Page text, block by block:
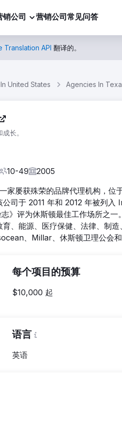
销公司 营销公司 常见问答
Translation API 翻译的。
United States Agencies In
长。
10-49
2005
屡获殊荣的品牌代理机构，位
司于 2011 年和 2012 年被列
》评为休斯顿最佳工作场所之
、能源、医疗保健、法律、制
、Millar、休斯顿卫理公会和
每个项目的预算
$10,000 起
语言
英语